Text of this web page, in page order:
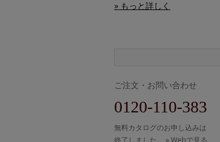
» もっと詳しく
ご注文・お問い合わせ
0120-110-383
無料カタログのお申し込みは
終了しました。 » Webで見る